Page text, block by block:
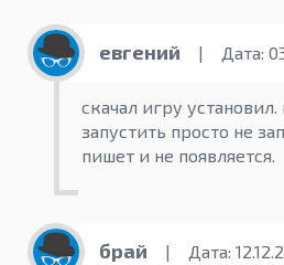
евгений | Дата:
скачал игру
запустить просто не
пишет и не появляется.
брай | Дата: